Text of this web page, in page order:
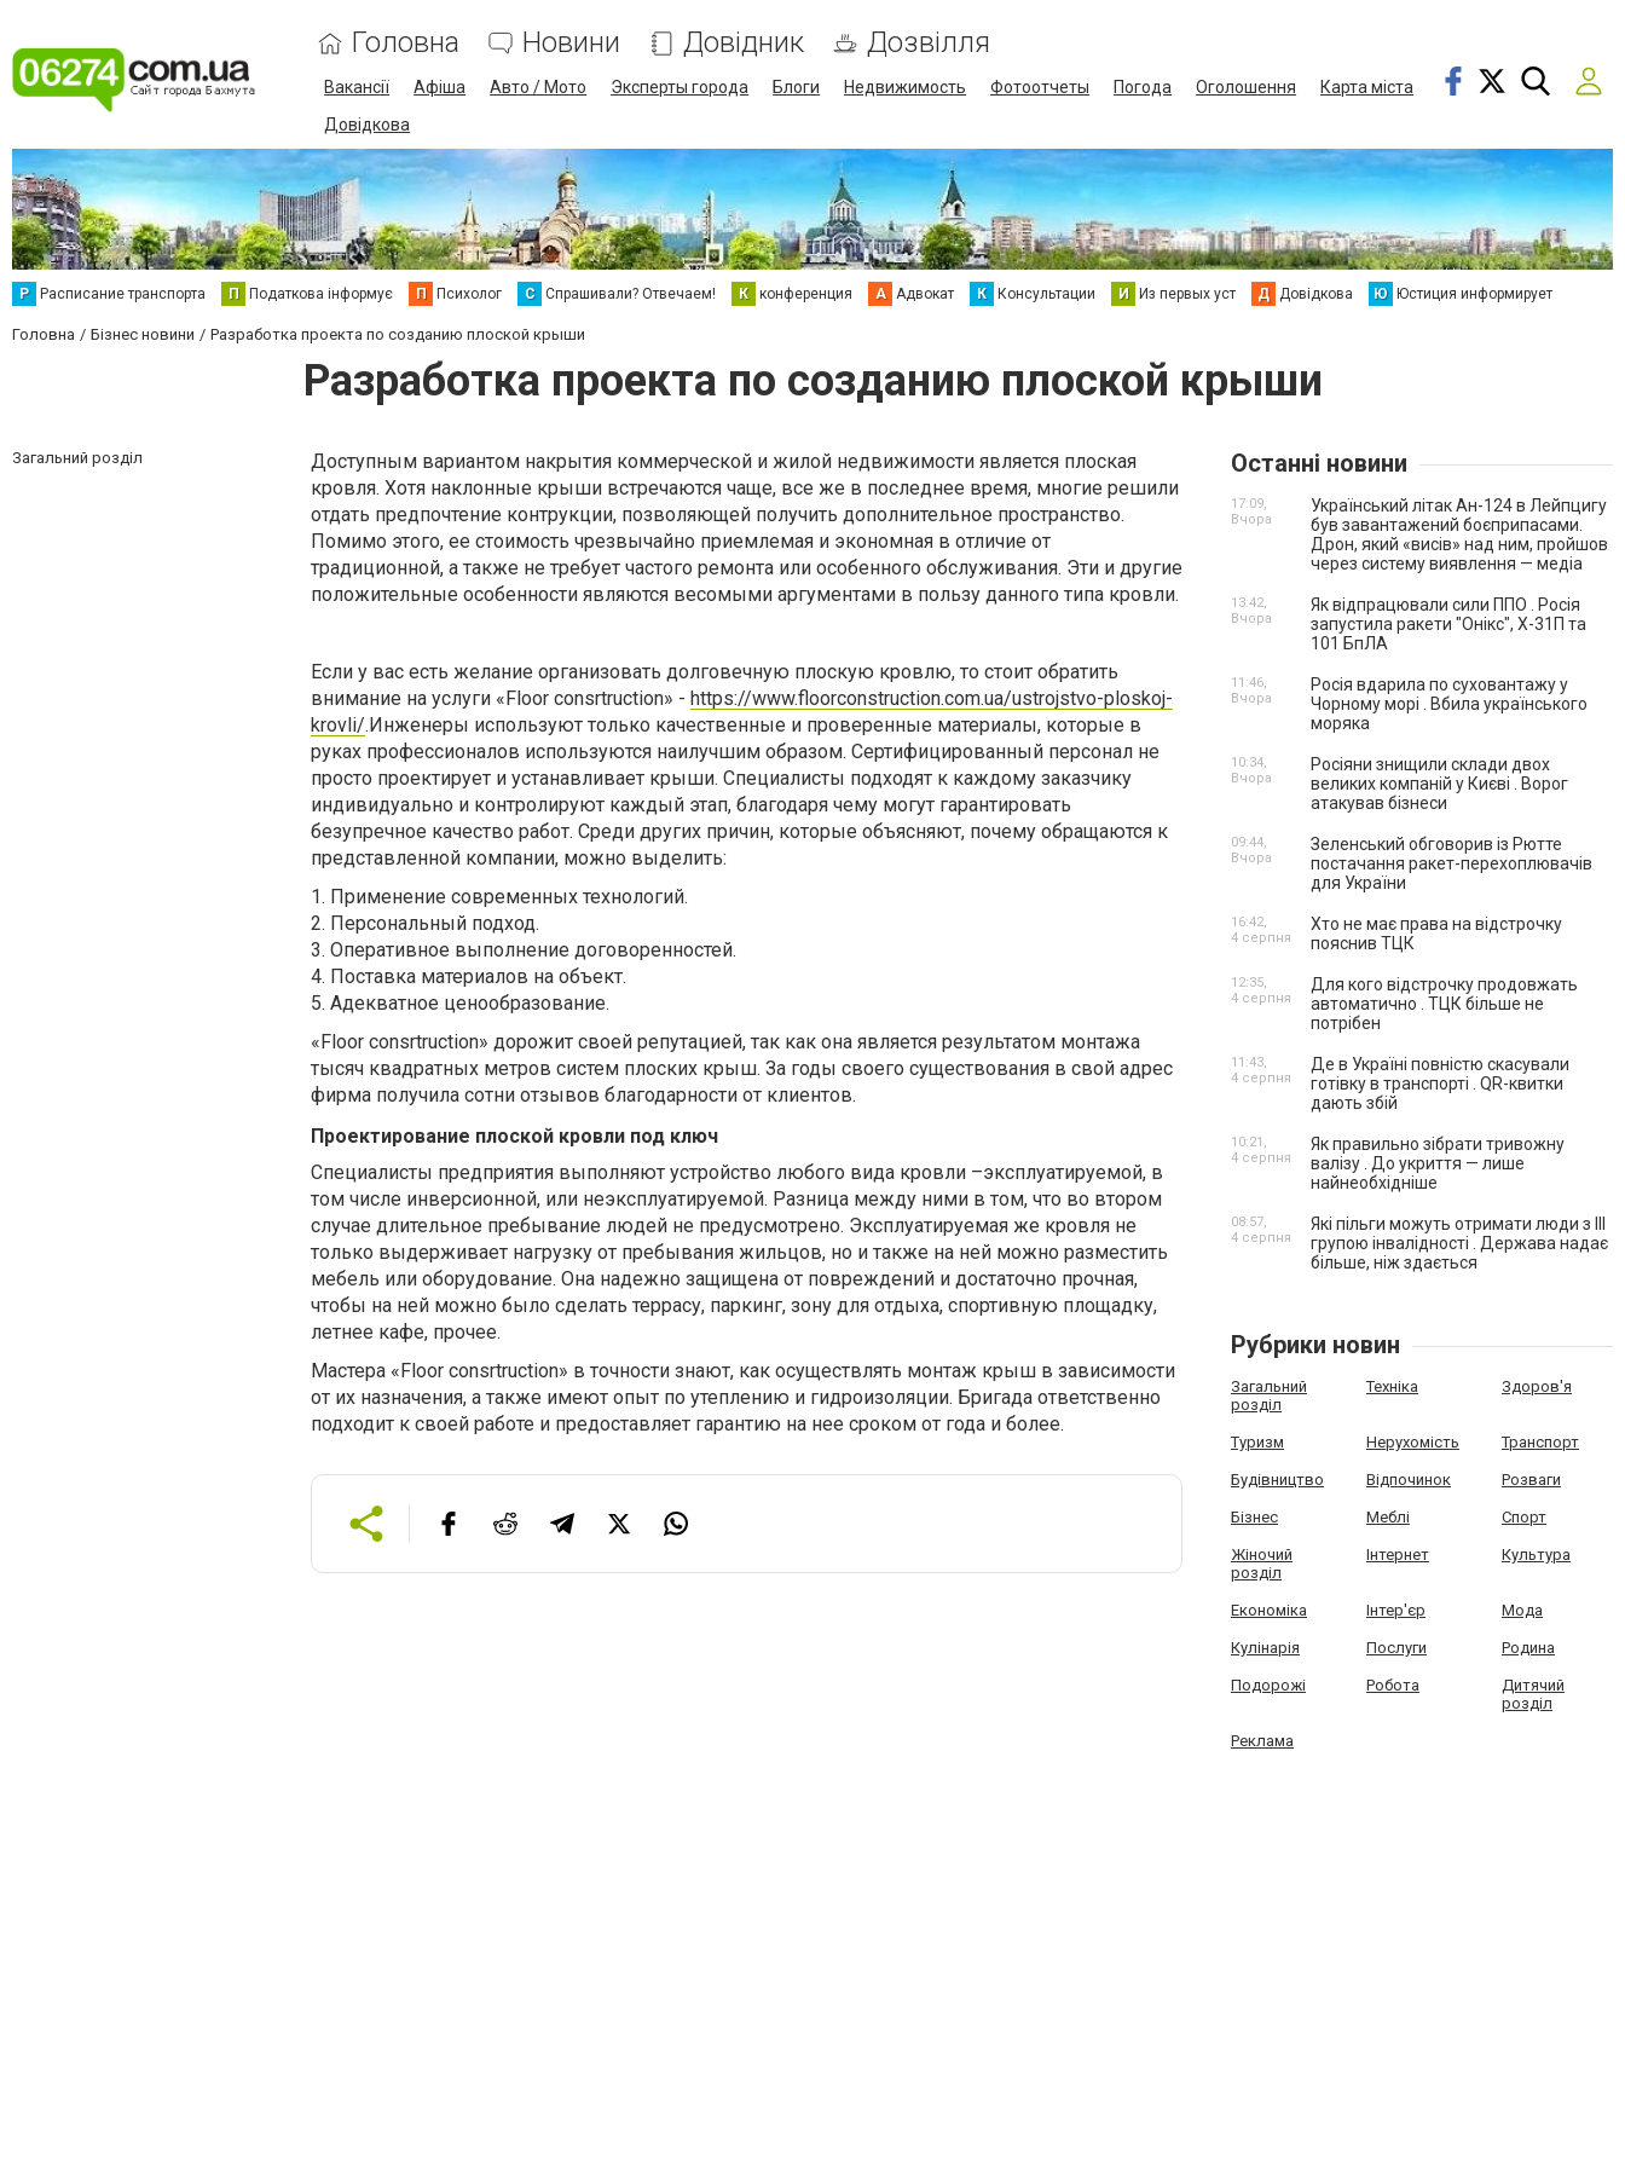
Головна Новини Довідник Дозвілля
Вакансії Афіша Авто / Мото Эксперты города Блоги Недвижимость Фотоотчеты Погода Оголошення
Карта міста
Довідкова
Р Расписание транспорта П Податкова інформує П Психолог С Спрашивали? Отвечаем! К конференция А Адвокат К Консультации И Из первых уст Д Довідкова Ю Юстиция информирует
Головна Бізнес новини Разработка проекта по созданию плоской крыши
Разработка проекта по созданию плоской крыши
Загальний розділ
Доступным вариантом накрытия коммерческой и жилой недвижимости является плоская
кровля. Хотя наклонные крыши встречаются чаще, все же в последнее время, многие решили
отдать предпочтение контрукции, позволяющей получить дополнительное пространство.
Помимо этого, ее стоимость чрезвычайно приемлемая и экономная в отличие от
традиционной, а также не требует частого ремонта или особенного обслуживания. Эти и другие
положительные особенности являются весомыми аргументами в пользу данного типа кровли.
Если у вас есть желание организовать долговечную плоскую кровлю, то стоит обратить
внимание на услуги «Floor consrtruction» - https://www.floorconstruction.com.ua/ustrojstvo-ploskoj-
krovli/.Инженеры используют только качественные и проверенные материалы, которые в
руках профессионалов используются наилучшим образом. Сертифицированный персонал не
просто проектирует и устанавливает крыши. Специалисты подходят к каждому заказчику
индивидуально и контролируют каждый этап, благодаря чему могут гарантировать
безупречное качество работ. Среди других причин, которые объясняют, почему обращаются к
представленной компании, можно выделить:
1. Применение современных технологий.
2. Персональный подход.
3. Оперативное выполнение договоренностей.
4. Поставка материалов на объект.
5. Адекватное ценообразование.
«Floor consrtruction» дорожит своей репутацией, так как она является результатом монтажа
тысяч квадратных метров систем плоских крыш. За годы своего существования в свой адрес
фирма получила сотни отзывов благодарности от клиентов.
Проектирование плоской кровли под ключ
Специалисты предприятия выполняют устройство любого вида кровли –эксплуатируемой, в
том числе инверсионной, или неэксплуатируемой. Разница между ними в том, что во втором
случае длительное пребывание людей не предусмотрено. Эксплуатируемая же кровля не
только выдерживает нагрузку от пребывания жильцов, но и также на ней можно разместить
мебель или оборудование. Она надежно защищена от повреждений и достаточно прочная,
чтобы на ней можно было сделать террасу, паркинг, зону для отдыха, спортивную площадку,
летнее кафе, прочее.
Мастера «Floor consrtruction» в точности знают, как осуществлять монтаж крыш в зависимости
от их назначения, а также имеют опыт по утеплению и гидроизоляции. Бригада ответственно
подходит к своей работе и предоставляет гарантию на нее сроком от года и более.
Останні новини
Український літак Ан-124 в Лейпцигу
був завантажений боєприпасами.
Дрон, який «висів» над ним, пройшов
через систему виявлення — медіа
17:09,
Вчора
Як відпрацювали сили ППО . Росія
запустила ракети "Онікс", Х-31П та
101 БпЛА
13:42,
Вчора
Росія вдарила по суховантажу у
Чорному морі . Вбила українського
моряка
11:46,
Вчора
Росіяни знищили склади двох
великих компаній у Києві . Ворог
атакував бізнеси
10:34,
Вчора
Зеленський обговорив із Рютте
постачання ракет-перехоплювачів
для України
09:44,
Вчора
Хто не має права на відстрочку
пояснив ТЦК
16:42,
4 серпня
Для кого відстрочку продовжать
автоматично . ТЦК більше не
потрібен
12:35,
4 серпня
Де в Україні повністю скасували
готівку в транспорті . QR-квитки
дають збій
11:43,
4 серпня
Як правильно зібрати тривожну
валізу . До укриття — лише
найнеобхідніше
10:21,
4 серпня
Які пільги можуть отримати люди з III
групою інвалідності . Держава надає
більше, ніж здається
08:57,
4 серпня
Рубрики новин
Загальний
розділ
Техніка Здоров'я
Туризм Нерухомість Транспорт
Будівництво Відпочинок Розваги
Бізнес Меблі Спорт
Жіночий
розділ
Інтернет Культура
Економіка Інтер'єр Мода
Кулінарія Послуги Родина
Подорожі Робота
Дитячий
розділ
Реклама